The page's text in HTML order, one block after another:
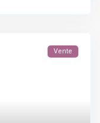
Vente